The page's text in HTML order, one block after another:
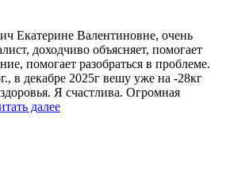
Екатерине Валентиновне, очень
доходчиво объясняет, помогает
помогает разобраться в проблеме.
в декабре 2025г вешу уже на -28кг
Я счастлива. Огромная
далее